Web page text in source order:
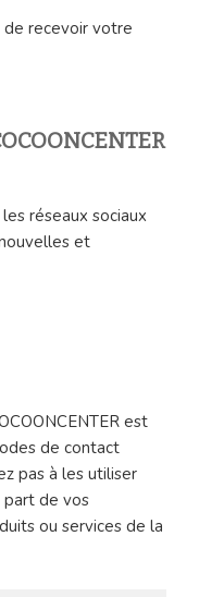
de recevoir votre
réseaux sociaux
et
est
de contact
pas à les utiliser
part de vos
ou services de la